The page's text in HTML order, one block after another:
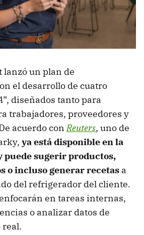
lanzó un plan de
el desarrollo de cuatro
”, diseñados tanto para
trabajadores, proveedores y
acuerdo conReuters, uno de
ya está disponible en la
puede sugerir productos,
o incluso generar recetas a
del refrigerador del cliente.
en tareas internas,
o analizar datos de
real.